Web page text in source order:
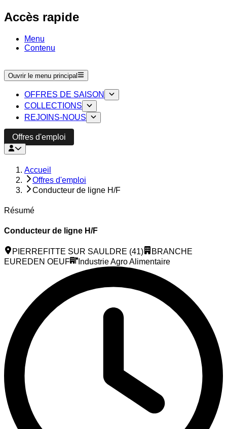
Accès rapide
Menu
Contenu
Ouvrir le menu principal
OFFRES DE SAISON
COLLECTIONS
REJOINS-NOUS
Offres d'emploi
Accueil
Offres d'emploi
Conducteur de ligne H/F
Résumé
Conducteur de ligne H/F
PIERREFITTE SUR SAULDRE (41)
BRANCHE
EUREDEN OEUF
Industrie Agro Alimentaire